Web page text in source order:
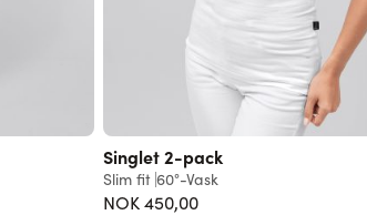
Singlet 2-pack
Slim fit 60°-Vask
NOK 450,00